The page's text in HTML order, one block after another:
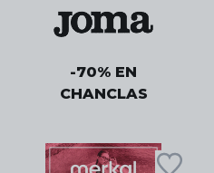
-70% EN
CHANCLAS